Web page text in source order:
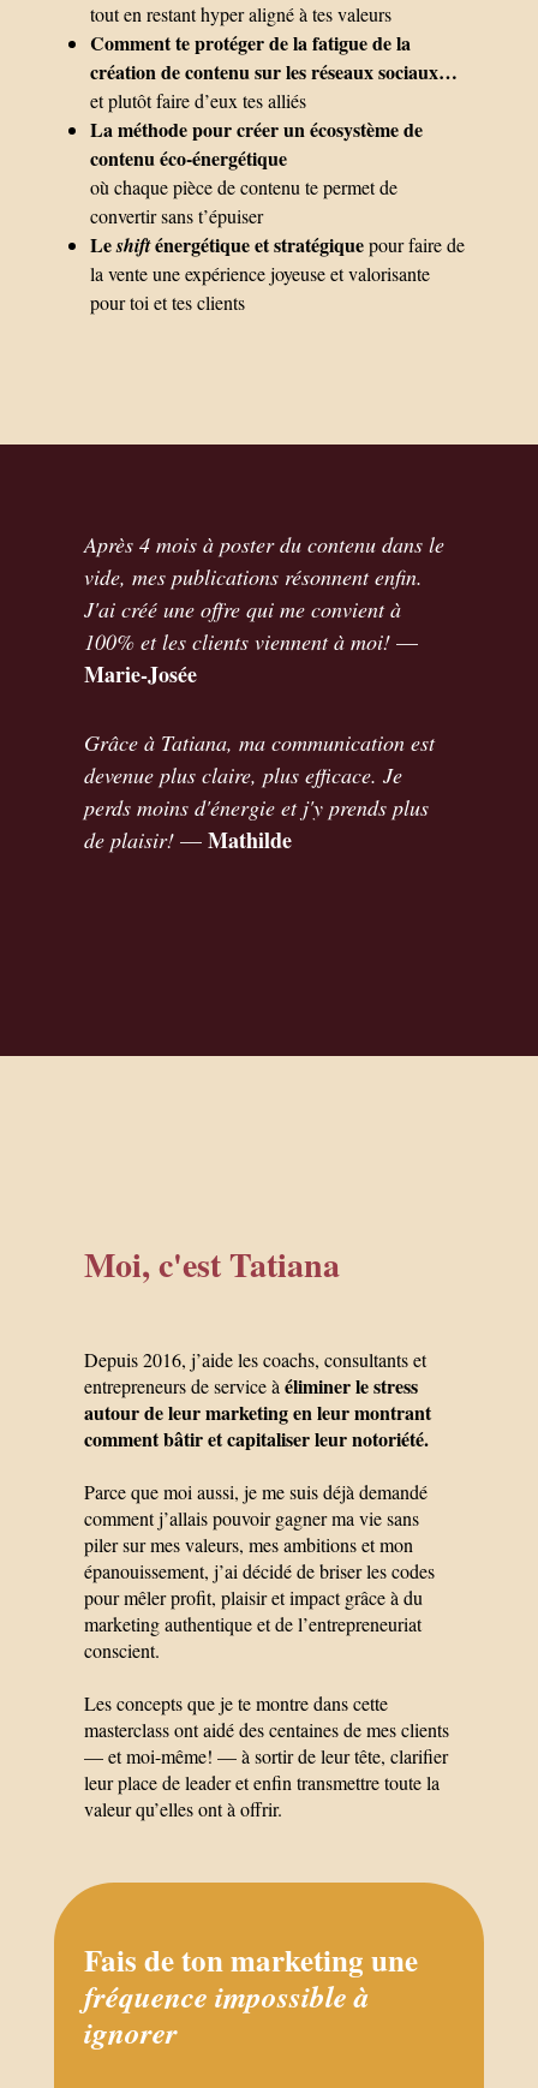
tout en restant hyper aligné à tes valeurs
Comment te protéger de la fatigue de la
création de contenu sur les réseaux sociaux…
et plutôt faire d’eux tes alliés
La méthode pour créer un écosystème de
contenu éco-énergétique
où chaque pièce de contenu te permet de
convertir sans t’épuiser
Leshifténergétique et stratégiquepour faire de
la vente une expérience joyeuse et valorisante
pour toi et tes clients
Après 4 mois à poster du contenu dans le
vide, mes publications résonnent enfin.
J'ai créé une offre qui me convient à
100% et les clients viennent à moi!—
Marie-Josée
Grâce à Tatiana, ma communication est
devenue plus claire, plus efficace. Je
perds moins d'énergie et j'y prends plus
de plaisir!— Mathilde
Moi, c'est Tatiana
Depuis 2016, j’aide les coachs, consultants et
entrepreneurs de service à éliminer le stress
autour de leur marketing en leur montrant
comment bâtir et capitaliser leur notoriété.
Parce que moi aussi, je me suis déjà demandé
comment j’allais pouvoir gagner ma vie sans
piler sur mes valeurs, mes ambitions et mon
épanouissement, j’ai décidé de briser les codes
pour mêler profit, plaisir et impact grâce à du
marketing authentique et de l’entrepreneuriat
conscient.
Les concepts que je te montre dans cette
masterclass ont aidé des centaines de mes clients
— et moi-même! — à sortir de leur tête, clarifier
leur place de leader et enfin transmettre toute la
valeur qu’elles ont à offrir.
Fais de ton marketing une
fréquence impossible à
ignorer